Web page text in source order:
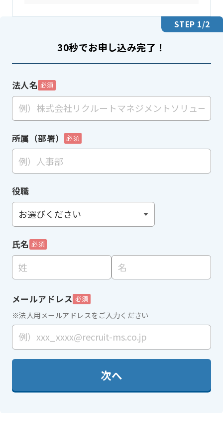
STEP 1/2
30秒でお申し込み完了！
法人名 必須
所属（部署） 必須
役職
氏名 必須
メールアドレス 必須
※法人用メールアドレスをご入力ください
次へ